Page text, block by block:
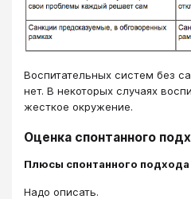
​​​​​​​​​​​​​​Воспитательных систем без
нет. В некоторых случаях
жесткое окружение.
Оценка спонтанного
Плюсы спонтанного подхода
Надо описать.